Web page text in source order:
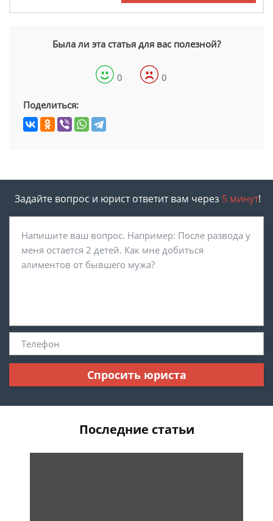
Была ли эта статья для вас полезной?
0 0
Поделиться:
Задайте вопрос и юрист ответит вам через 5 минут!
Спросить юриста
Последние статьи